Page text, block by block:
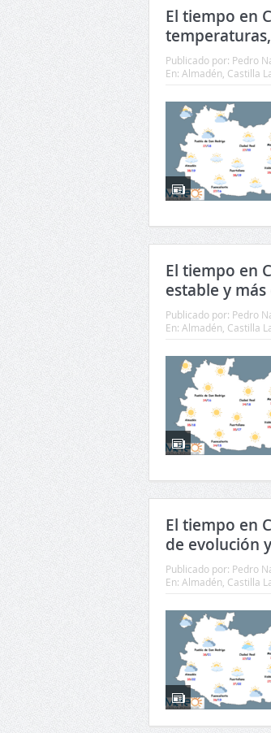
El tiempo en
Publicado por: Pedro
En: Almadén Castilla
El tiempo en
estable y
Publicado por: Pedro
En: Almadén Castilla
El tiempo en
de evolución
Publicado por: Pedro
En: Almadén Castilla